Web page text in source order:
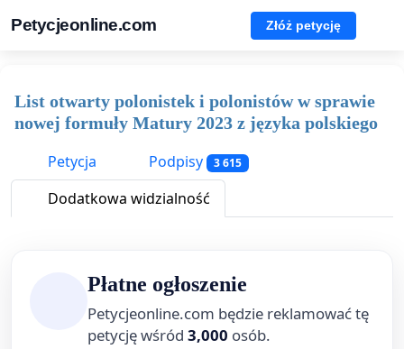
Petycjeonline.com Złóż petycję
List otwarty polonistek i polonistów w sprawie
nowej formuły Matury 2023 z języka polskiego
Petycja
Podpisy 3 615
Dodatkowa widzialność
Płatne ogłoszenie
Petycjeonline.com będzie reklamować tę
petycję wśród 3,000 osób.